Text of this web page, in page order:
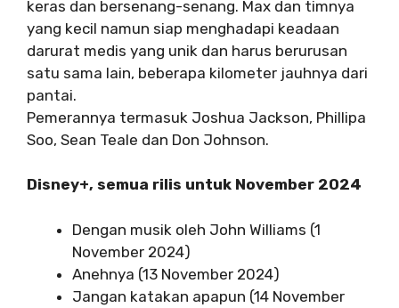
keras dan bersenang-senang. Max dan timnya
yang kecil namun siap menghadapi keadaan
darurat medis yang unik dan harus berurusan
satu sama lain, beberapa kilometer jauhnya dari
pantai.
Pemerannya termasuk Joshua Jackson, Phillipa
Soo, Sean Teale dan Don Johnson.
Disney+, semua rilis untuk November 2024
Dengan musik oleh John Williams (1
November 2024)
Anehnya (13 November 2024)
Jangan katakan apapun (14 November